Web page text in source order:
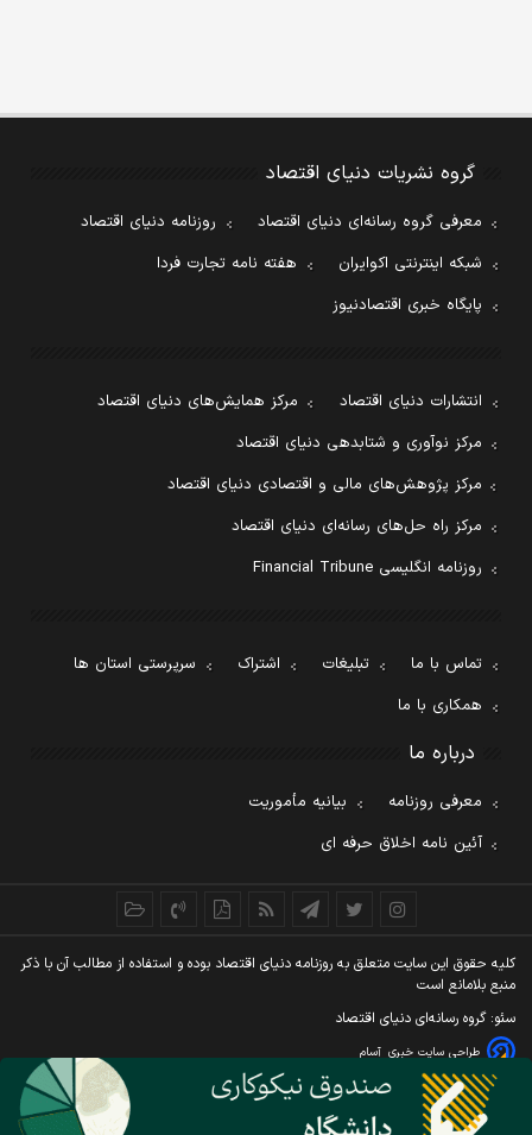
گروه نشریات دنیای اقتصاد
معرفی گروه رسانه‌ای دنیای اقتصاد
روزنامه دنیای اقتصاد
شبکه اینترنتی اکوایران
هفته نامه تجارت فردا
پایگاه خبری اقتصادنیوز
انتشارات دنیای اقتصاد
مرکز همایش‌های دنیای اقتصاد
مرکز نوآوری و شتابدهی دنیای اقتصاد
مرکز پژوهش‌های مالی و اقتصادی دنیای اقتصاد
مرکز راه حل‌های رسانه‌ای دنیای اقتصاد
روزنامه انگلیسی Financial Tribune
تماس با ما تبلیغات اشتراک
سرپرستی استان ها
همکاری با ما
درباره ما
معرفی روزنامه
بیانیه مأموریت
آئین نامه اخلاق حرفه ای
کليه حقوق اين سايت متعلق به روزنامه دنيای اقتصاد بوده و استفاده از مطالب آن با ذکر
منبع بلامانع است
سئو: گروه رسانه‌ای دنیای اقتصاد
طراحی سایت خبری آسام